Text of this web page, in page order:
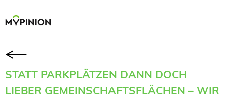
STATT PARKPLÄTZEN DANN DOCH
LIEBER GEMEINSCHAFTSFLÄCHEN – WIR